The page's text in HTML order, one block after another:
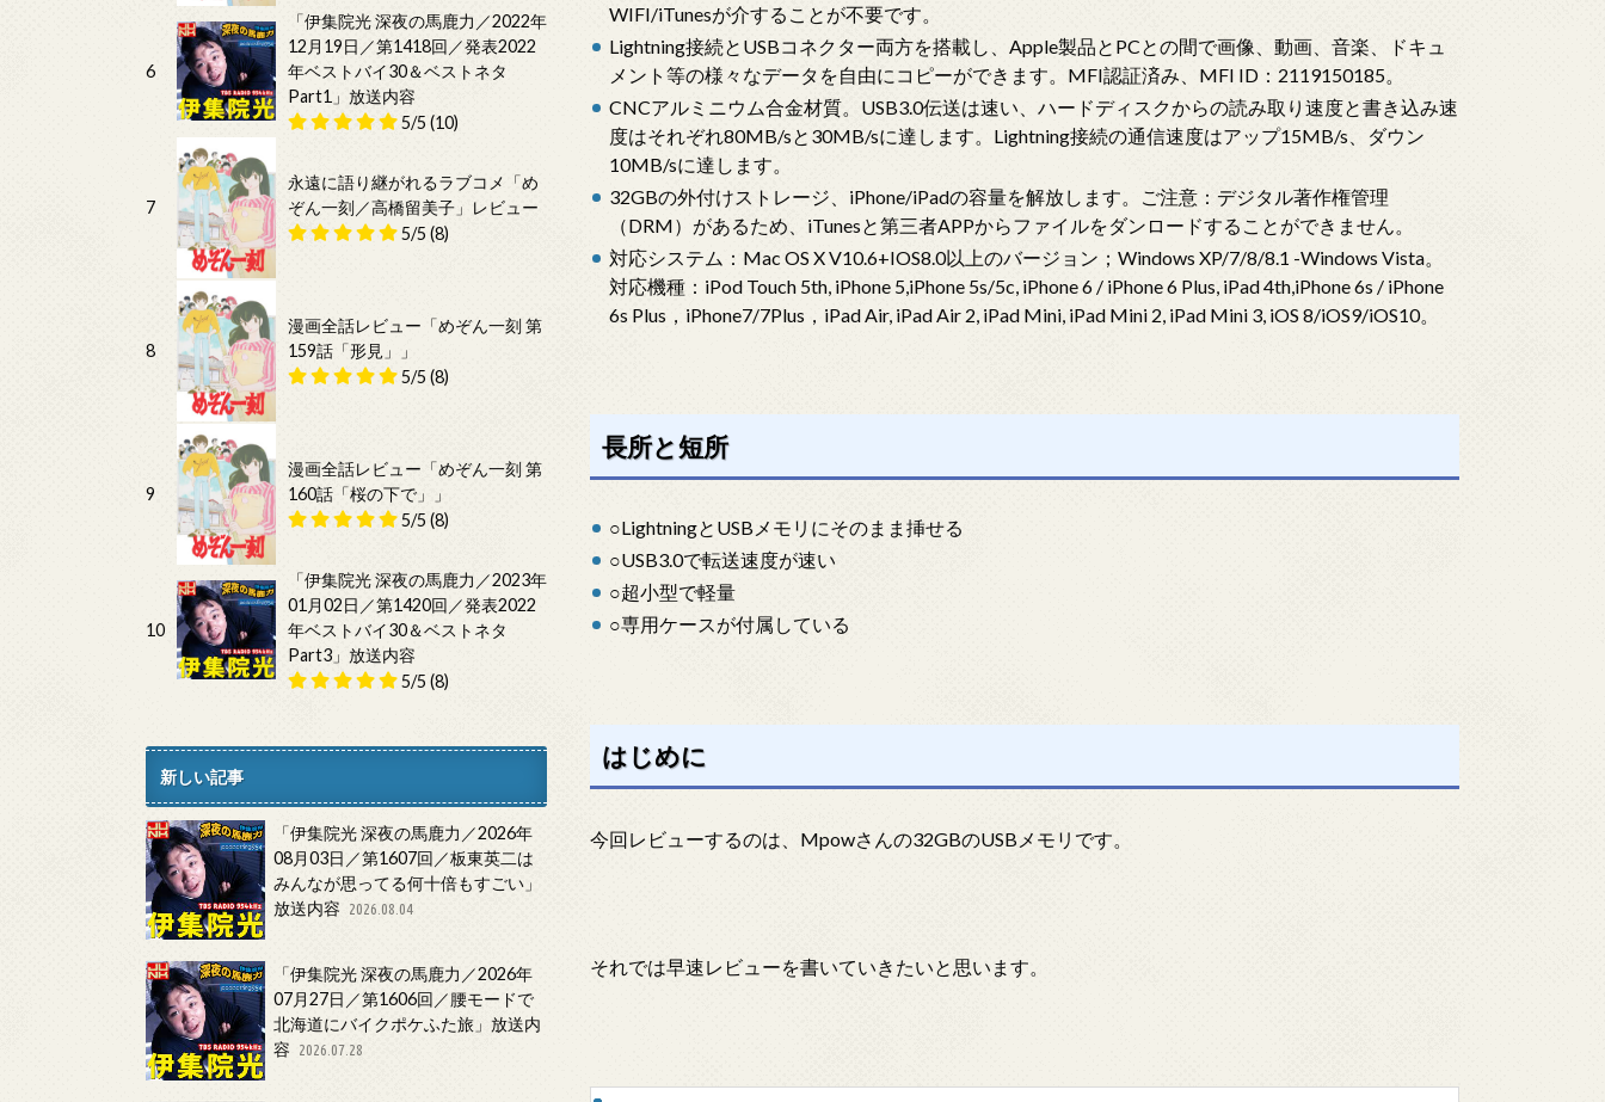
WIFI/iTunesが介することが不要です。
Lightning接続とUSBコネクター両方を搭載し、Apple製品とPCとの間で画像、動画、音楽、ドキュ
メント等の様々なデータを自由にコピーができます。MFI認証済み、MFI ID：2119150185。
CNCアルミニウム合金材質。USB3.0伝送は速い、ハードディスクからの読み取り速度と書き込み速
度はそれぞれ80MB/sと30MB/sに達します。Lightning接続の通信速度はアップ15MB/s、ダウン
10MB/sに達します。
32GBの外付けストレージ、iPhone/iPadの容量を解放します。ご注意：デジタル著作権管理
（DRM）があるため、iTunesと第三者APPからファイルをダンロードすることができません。
対応システム：Mac OS X V10.6+IOS8.0以上のバージョン；Windows XP/7/8/8.1 -Windows Vista。
対応機種：iPod Touch 5th, iPhone 5,iPhone 5s/5c, iPhone 6 / iPhone 6 Plus, iPad 4th,iPhone 6s / iPhone
6s Plus，iPhone7/7Plus，iPad Air, iPad Air 2, iPad Mini, iPad Mini 2, iPad Mini 3, iOS 8/iOS9/iOS10。
長所と短所
○LightningとUSBメモリにそのまま挿せる
○USB3.0で転送速度が速い
○超小型で軽量
○専用ケースが付属している
はじめに
今回レビューするのは、Mpowさんの32GBのUSBメモリです。
それでは早速レビューを書いていきたいと思います。
6
「伊集院光 深夜の馬鹿力／2022年
12月19日／第1418回／発表2022
年ベストバイ30＆ベストネタ
Part1」放送内容
5/5 (10)
7
永遠に語り継がれるラブコメ「め
ぞん一刻／高橋留美子」レビュー
5/5 (8)
8
漫画全話レビュー「めぞん一刻 第
159話「形見」」
5/5 (8)
9
漫画全話レビュー「めぞん一刻 第
160話「桜の下で」」
5/5 (8)
10
「伊集院光 深夜の馬鹿力／2023年
01月02日／第1420回／発表2022
年ベストバイ30＆ベストネタ
Part3」放送内容
5/5 (8)
新しい記事
「伊集院光 深夜の馬鹿力／2026年
08月03日／第1607回／板東英二は
みんなが思ってる何十倍もすごい」
放送内容
2026.08.04
「伊集院光 深夜の馬鹿力／2026年
07月27日／第1606回／腰モードで
北海道にバイクポケふた旅」放送内
容
2026.07.28